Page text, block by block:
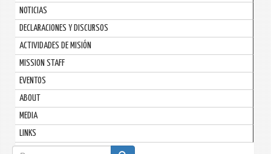
NOTICIAS
DECLARACIONES Y DISCURSOS
ACTIVIDADES DE MISIÓN
MISSION STAFF
EVENTOS
ABOUT
MEDIA
LINKS